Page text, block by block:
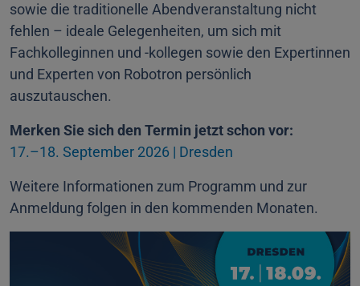
sowie die traditionelle Abendveranstaltung nicht
fehlen – ideale Gelegenheiten, um sich mit
Fachkolleginnen und -kollegen sowie den Expertinnen
und Experten von Robotron persönlich
auszutauschen.
Merken Sie sich den Termin jetzt schon vor:
17.–18. September 2026 | Dresden
Weitere Informationen zum Programm und zur
Anmeldung folgen in den kommenden Monaten.